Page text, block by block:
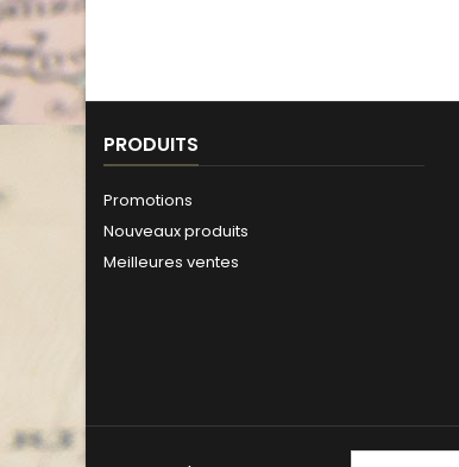
PRODUITS
Promotions
Nouveaux produits
Meilleures ventes